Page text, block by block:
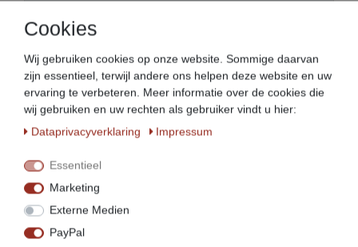
Beschrijving
Meer details
EU-verantwoordelijke persoon
Producent
Beeketal groenteschijven in verschillende maten en
uitvoeringen!
Cookies
Wij gebruiken cookies op onze website. Sommige daarvan
zijn essentieel, terwijl andere ons helpen deze website en uw
ervaring te verbeteren. Meer informatie over de cookies die
wij gebruiken en uw rechten als gebruiker vindt u hier:
Data­privacy­verklaring
Impressum
Essentieel
Marketing
Externe Medien
PayPal